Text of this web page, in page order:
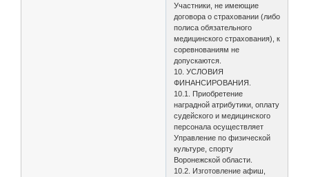
Участники, не имеющие
договора о страховании (либо
полиса обязательного
медицинского страхования), к
соревнованиям не
допускаются.
10. УСЛОВИЯ
ФИНАНСИРОВАНИЯ.
10.1. Приобретение
наградной атрибутики, оплату
судейского и медицинского
персонала осуществляет
Управление по физической
культуре, спорту
Воронежской области.
10.2. Изготовление афиш,